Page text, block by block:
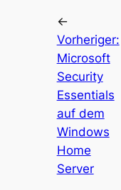
←
Vorheriger:
Microsoft
Security
Essentials
auf dem
Windows
Home
Server